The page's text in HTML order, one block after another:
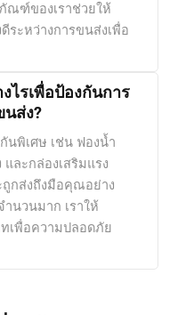
ณฑ์ของเราช่วยให้
ระหว่างการขนส่งเพื่อ
ไรเพื่อป้องกันการ
นส่ง?
นพิเศษ เช่น ฟองน้ำ
ละกล่องเสริมแรง
ถูกส่งถึงมือคุณอย่าง
นวนมาก เราให้
เพื่อความปลอดภัย